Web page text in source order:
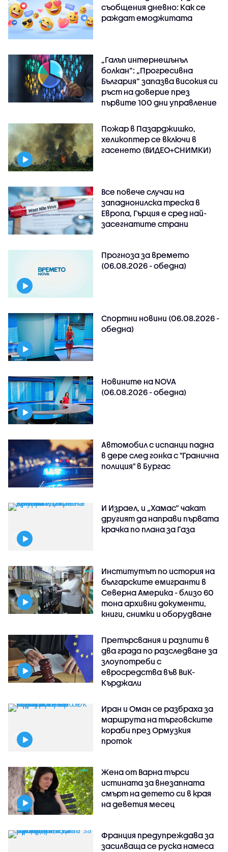
съобщения дневно: Как се
раждат емоджитата
„Галъп интернешънъл
болкан“: „Прогресивна
България“ запазва високия си
ръст на доверие през
първите 100 дни управление
Пожар в Пазарджишко,
хеликоптер се включи в
гасенето (ВИДЕО+СНИМКИ)
Все повече случаи на
западнонилска треска в
Европа, Гърция е сред най-
засегнатите страни
Прогноза за времето
(06.08.2026 - обедна)
Спортни новини (06.08.2026 -
обедна)
Новините на NOVA
(06.08.2026 - обедна)
Автомобил с испанци падна
в дере след гонка с "Гранична
полиция" в Бургас
И Израел, и „Хамас“ чакат
другият да направи първата
крачка по плана за Газа
Институтът по история на
българските емигранти в
Северна Америка - близо 60
тона архивни документи,
книги, снимки и оборудване
Претърсвания и разпити в
два града по разследване за
злоупотреби с
евросредства във ВиК-
Кърджали
Иран и Оман се разбраха за
маршрута на търговските
кораби през Ормузкия
проток
Жена от Варна търси
истината за внезапната
смърт на детето си в края
на деветия месец
Франция предупреждава за
засилваща се руска намеса